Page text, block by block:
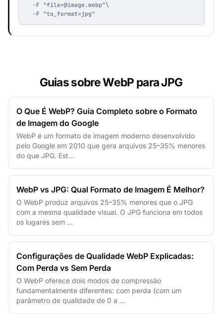
  -F "
file=@image.webp"\
  -F "to_format=jpg"
Guias sobre WebP para JPG
O Que É WebP? Guia Completo sobre o Formato
de Imagem do Google
WebP é um formato de imagem moderno desenvolvido
pelo Google em 2010 que gera arquivos 25–35% menores
do que JPG. Est...
WebP vs JPG: Qual Formato de Imagem É Melhor?
O WebP produz arquivos 25–35% menores que o JPG
com a mesma qualidade visual. O JPG funciona em todos
os lugares sem ...
Configurações de Qualidade WebP Explicadas:
Com Perda vs Sem Perda
O WebP oferece dois modos de compressão
fundamentalmente diferentes: com perda (com um
parâmetro de qualidade de 0 a ...